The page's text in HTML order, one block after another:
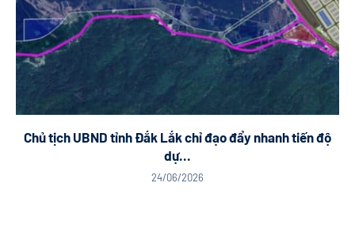
Chủ tịch UBND tỉnh Đắk Lắk chỉ đạo đẩy nhanh tiến độ
dự...
24/06/2026